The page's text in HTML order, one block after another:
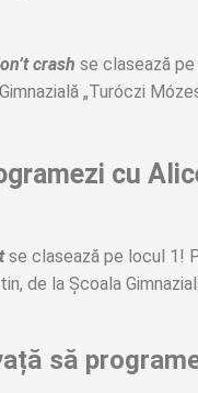
crash se clasează
„Turóczi
cu
se clasează pe locul 1!
de la Școala
să